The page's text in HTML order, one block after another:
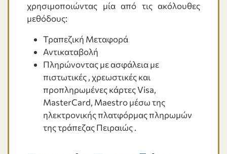
χρησιμοποιώντας μία από τις ακόλουθες
μεθόδους:
Τραπεζική Μεταφορά
Αντικαταβολή
Πληρώνοντας με ασφάλεια με
πιστωτικές , χρεωστικές και
προπληρωμένες κάρτες Visa,
MasterCard, Maestro μέσω της
ηλεκτρονικής πλατφόρμας πληρωμών
της τράπεζας Πειραιώς .